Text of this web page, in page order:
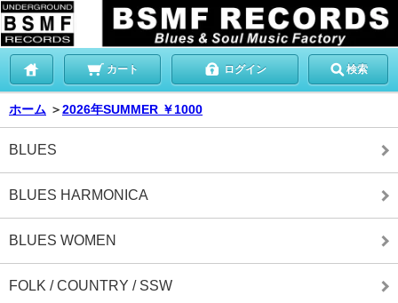
カート ログイン 検索
ホーム ＞2026年SUMMER ￥1000
BLUES
BLUES HARMONICA
BLUES WOMEN
FOLK / COUNTRY / SSW